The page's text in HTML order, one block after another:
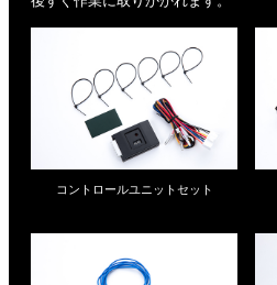
コントロールユニットセット